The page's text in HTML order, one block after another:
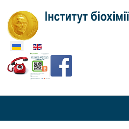
Оберіть свою мову